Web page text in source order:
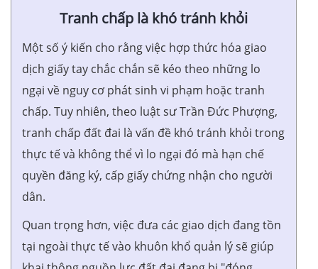
Tranh chấp là khó tránh khỏi
Một số ý kiến cho rằng việc hợp thức hóa giao
dịch giấy tay chắc chắn sẽ kéo theo những lo
ngại về nguy cơ phát sinh vi phạm hoặc tranh
chấp. Tuy nhiên, theo luật sư Trần Đức Phượng,
tranh chấp đất đai là vấn đề khó tránh khỏi trong
thực tế và không thể vì lo ngại đó mà hạn chế
quyền đăng ký, cấp giấy chứng nhận cho người
dân.
Quan trọng hơn, việc đưa các giao dịch đang tồn
tại ngoài thực tế vào khuôn khổ quản lý sẽ giúp